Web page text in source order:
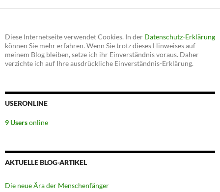
Diese Internetseite verwendet Cookies. In der Datenschutz-Erklärung
können Sie mehr erfahren. Wenn Sie trotz dieses Hinweises auf
meinem Blog bleiben, setze ich ihr Einverständnis voraus. Daher
verzichte ich auf Ihre ausdrückliche Einverständnis-Erklärung.
USERONLINE
9 Usersonline
AKTUELLE BLOG-ARTIKEL
Die neue Ära der Menschenfänger